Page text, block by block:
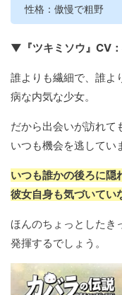
性格：傲慢で粗野
▼『ツキミソウ』CV
誰よりも繊細で、誰よ
病な内気な少女。
だから出会いが訪れて
いつも機会を逃してい
いつも誰かの後ろに隠
彼女自身も気づいてい
ほんのちょっとしたき
発揮するでしょう。